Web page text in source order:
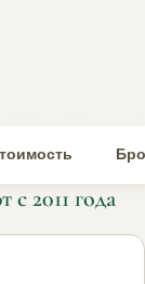
с 2011 года